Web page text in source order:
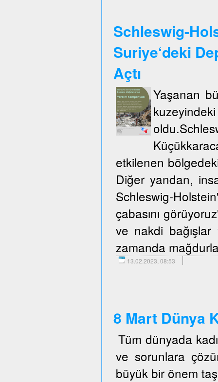
Schleswig-
Suriye‘deki
Açtı
Yaşanan
etkilenen
Diğer yandan,
Schleswig-
çabasını
ve nakdi bağışlar
zamanda
13.02.2023, 08:53
8 Mart Dünya
Tüm dünyada
ve sorunlara
büyük bir önem